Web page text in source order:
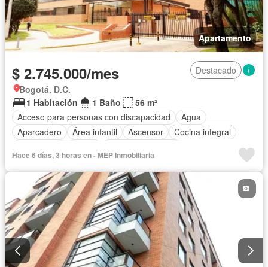
Apartamento
$ 2.745.000/mes
Destacado
Bogotá, D.C.
1 Habitación
1 Baño
56 m²
Acceso para personas con discapacidad
Agua
Aparcadero
Área infantil Ascensor
Cocina integral
Hace 6 días, 3 horas en - MEP Inmobiliaria